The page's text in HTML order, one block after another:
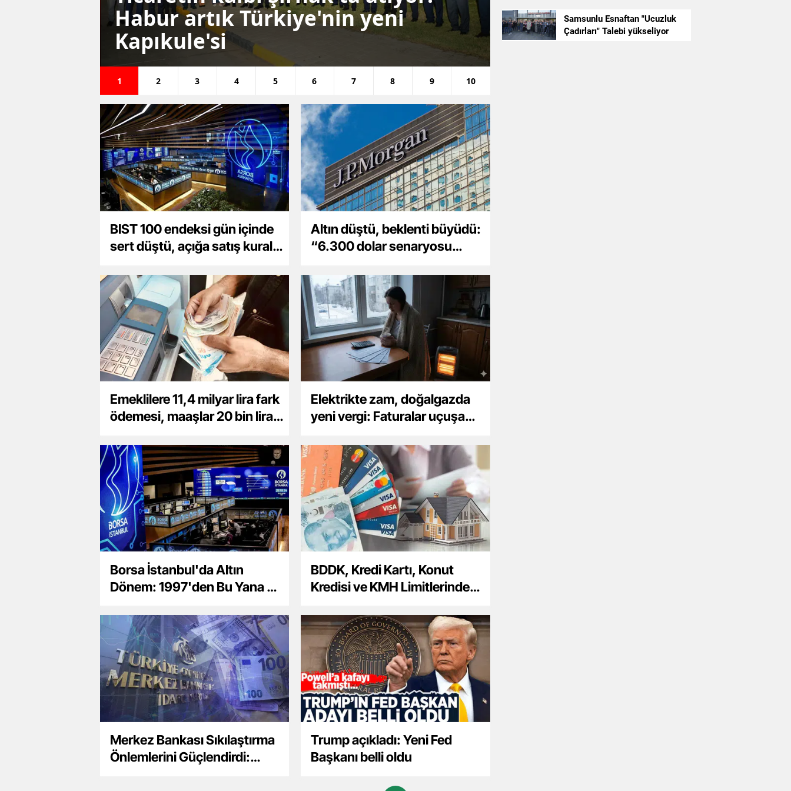
Habur artık Türkiye'nin yeni
Kapıkule'si
operasyonu: SPK'dan 3
yaptırım
1 2 3 4 5 6 7 8 9 10
BIST 100 endeksi gün içinde
sert düştü, açığa satış kuralı
Altın düştü, beklenti büyüdü:
“6.300 dolar senaryosu
Emeklilere 11,4 milyar lira fark
ödemesi, maaşlar 20 bin lira
Elektrikte zam, doğalgazda
yeni vergi: Faturalar uçuşa
Borsa İstanbul'da Altın
Dönem: 1997'den Bu Yana En
BDDK, Kredi Kartı, Konut
Kredisi ve KMH Limitlerinde
Merkez Bankası Sıkılaştırma
Önlemlerini Güçlendirdi:
Trump açıkladı: Yeni Fed
Başkanı belli oldu
Samsunlu Esnaftan "Ucuzluk
Çadırları" Talebi yükseliyor